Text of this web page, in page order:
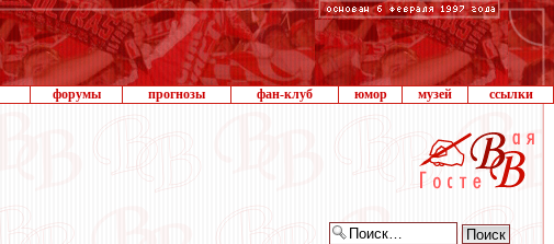
форумы прогнозы фан-клуб юмор музей ссылки